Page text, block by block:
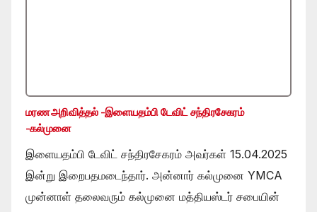
மரண அறிவித்தல் -இளையதம்பி டேவிட் சந்திரசேகரம்
-கல்முனை
இளையதம்பி டேவிட் சந்திரசேகரம் அவர்கள் 15.04.2025
இன்று இறைபதமடைந்தார். அன்னார் கல்முனை YMCA
முன்னாள் தலைவரும் கல்முனை மத்தியஸ்டர் சபையின்